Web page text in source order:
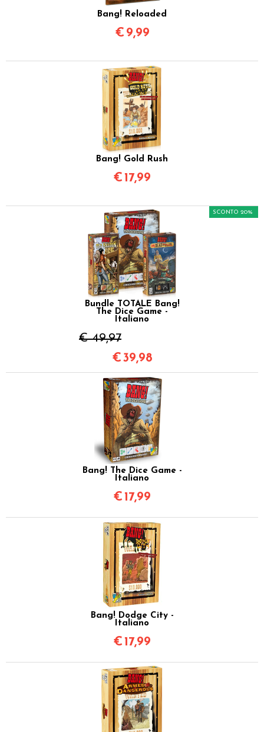
Bang! Reloaded
€ 9,99
Bang! Gold Rush
€ 17,99
Bundle TOTALE Bang!
The Dice Game -
Italiano
€ 49,97
SCONTO 20%
€39,98
Bang! The Dice Game -
Italiano
€ 17,99
Bang! Dodge City -
Italiano
€ 17,99